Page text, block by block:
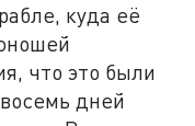
куда её
что это были
дней